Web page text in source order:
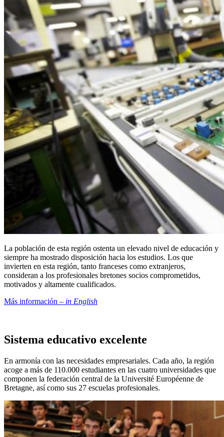
La población de esta región ostenta un elevado nivel de educación y
siempre ha mostrado disposición hacia los estudios. Los que
invierten en esta región, tanto franceses como extranjeros,
consideran a los profesionales bretones socios comprometidos,
motivados y altamente cualificados.
Más información – in English
Sistema educativo excelente
En armonía con las necesidades empresariales. Cada año, la región
acoge a más de 110.000 estudiantes en las cuatro universidades que
componen la federación central de la Université Européenne de
Bretagne, así como sus 27 escuelas profesionales.